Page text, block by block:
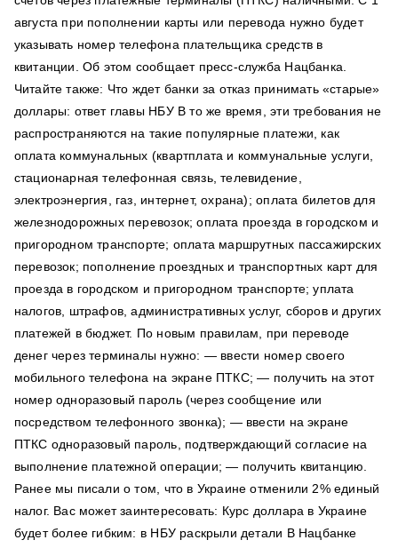
августа при пополнении карты или перевода нужно будет
указывать номер телефона плательщика средств в
квитанции. Об этом сообщает пресс-служба Нацбанка.
Читайте также: Что ждет банки за отказ принимать «старые»
доллары: ответ главы НБУ В то же время, эти требования не
распространяются на такие популярные платежи, как
оплата коммунальных (квартплата и коммунальные услуги,
стационарная телефонная связь, телевидение,
электроэнергия, газ, интернет, охрана); оплата билетов для
железнодорожных перевозок; оплата проезда в городском и
пригородном транспорте; оплата маршрутных пассажирских
перевозок; пополнение проездных и транспортных карт для
проезда в городском и пригородном транспорте; уплата
налогов, штрафов, административных услуг, сборов и других
платежей в бюджет. По новым правилам, при переводе
денег через терминалы нужно: — ввести номер своего
мобильного телефона на экране ПТКС; — получить на этот
номер одноразовый пароль (через сообщение или
посредством телефонного звонка); — ввести на экране
ПТКС одноразовый пароль, подтверждающий согласие на
выполнение платежной операции; — получить квитанцию.
Ранее мы писали о том, что в Украине отменили 2% единый
налог. Вас может заинтересовать: Курс доллара в Украине
будет более гибким: в НБУ раскрыли детали В Нацбанке